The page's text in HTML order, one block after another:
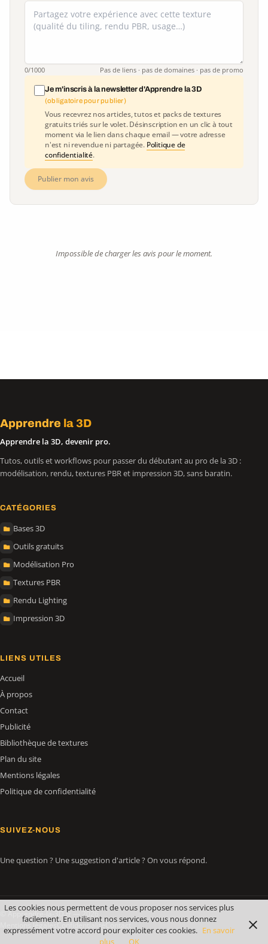
0/1000 Pas de liens · pas de domaines · pas de promo
Je m'inscris à la newsletter d'Apprendre la 3D
(obligatoire pour publier)
Vous recevrez nos articles, tutos et packs de textures
gratuits triés sur le volet. Désinscription en un clic à tout
moment via le lien dans chaque email — votre adresse
n'est ni revendue ni partagée. Politique de
confidentialité.
Publier mon avis
Impossible de charger les avis pour le moment.
Apprendre la 3D
Apprendre la 3D, devenir pro.
Tutos, outils et workflows pour passer du débutant au pro de la 3D :
modélisation, rendu, textures PBR et impression 3D, sans baratin.
CATÉGORIES
Bases 3D
Outils gratuits
Modélisation Pro
Textures PBR
Rendu Lighting
Impression 3D
LIENS UTILES
Accueil
À propos
Contact
Publicité
Bibliothèque de textures
Plan du site
Mentions légales
Politique de confidentialité
SUIVEZ-NOUS
Une question ? Une suggestion d'article ? On vous répond.
© Apprendre-la-3D.fr — 2026
Mentions légalesConfidentialitéContact
Les cookies nous permettent de vous proposer nos services plus
facilement. En utilisant nos services, vous nous donnez
expressément votre accord pour exploiter ces cookies. En savoir
plus
OK